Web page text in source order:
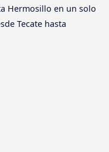
Hermosillo en un solo
Tecate hasta